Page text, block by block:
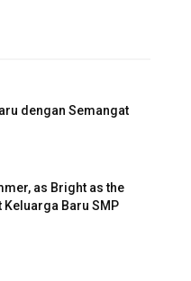
Exhabition
dengan Semangat
as Bright as the
Keluarga Baru SMP